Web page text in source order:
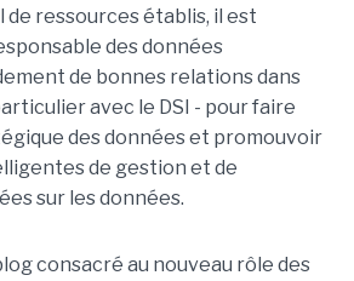
de ressources établis, il est
des données
de bonnes relations dans
avec le DSI - pour faire
des données et promouvoir
de gestion et de
sur les données.
consacré au nouveau rôle des